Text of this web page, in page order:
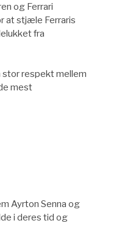
og Ferrari
at stjæle Ferraris
fra
stor respekt mellem
mest
Ayrton Senna og
i deres tid og